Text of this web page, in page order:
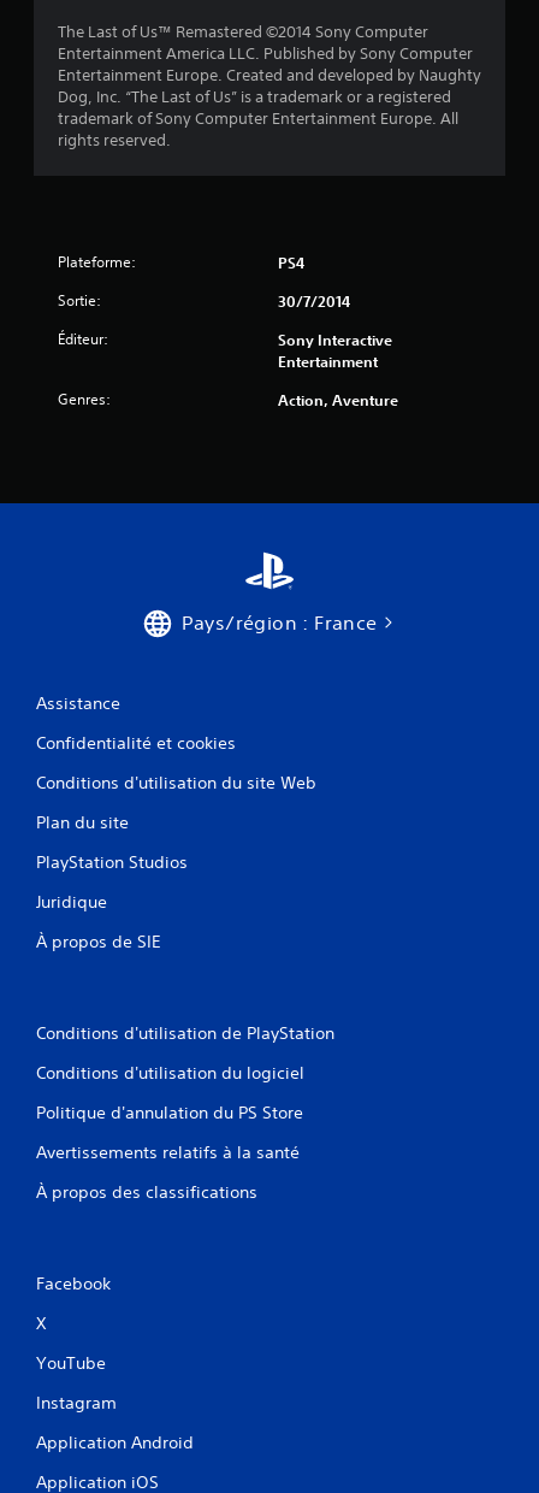
6
8
The Last of Us™ Remastered ©2014 Sony Computer
Entertainment America LLC. Published by Sony Computer
Entertainment Europe. Created and developed by Naughty
Dog, Inc. “The Last of Us” is a trademark or a registered
trademark of Sony Computer Entertainment Europe. All
rights reserved.
Plateforme: PS4
Sortie: 30/7/2014
Éditeur:
Sony Interactive
Entertainment
Genres: Action, Aventure
Pays/région : France
Assistance
Confidentialité et cookies
Conditions d'utilisation du site Web
Plan du site
PlayStation Studios
Juridique
À propos de SIE
Conditions d'utilisation de PlayStation
Conditions d'utilisation du logiciel
Politique d'annulation du PS Store
Avertissements relatifs à la santé
À propos des classifications
Facebook
X
YouTube
Instagram
Application Android
Application iOS